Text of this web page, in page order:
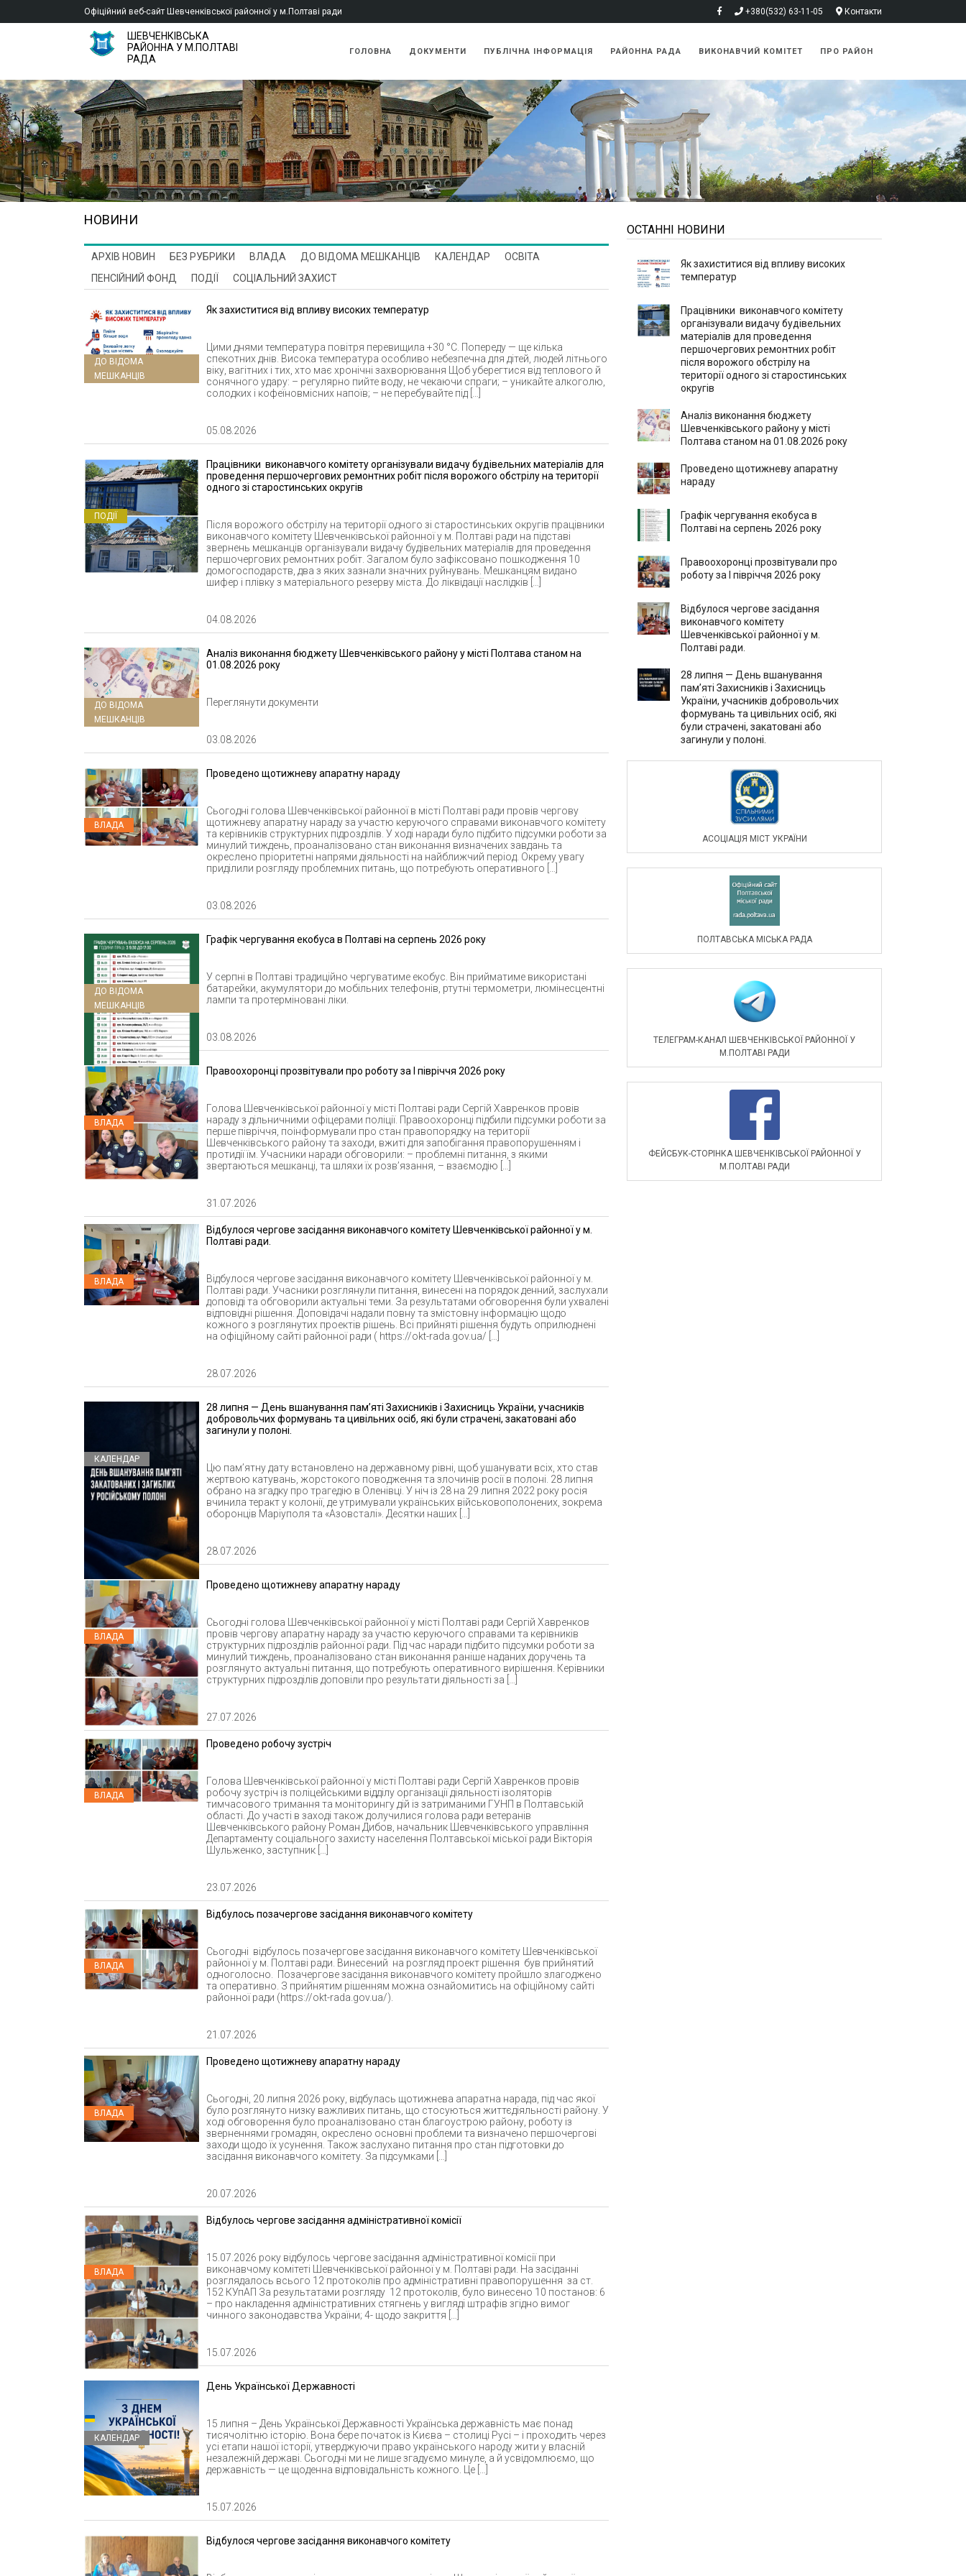
Офіційний веб-сайт Шевченківської районної у м.Полтаві ради +380(532) 63-11-05 Контакти
ШЕВЧЕНКІВСЬКА
РАЙОННА У М.ПОЛТАВІ
РАДА
ГОЛОВНА ДОКУМЕНТИ ПУБЛIЧНА IНФОРМАЦІЯ РАЙОННА РАДА ВИКОНАВЧИЙ КОМІТЕТ ПРО РАЙОН
НОВИНИ
АРХIВ НОВИН БЕЗ РУБРИКИ ВЛАДА ДО ВІДОМА МЕШКАНЦІВ КАЛЕНДАР
ОСВІТА
ПЕНСІЙНИЙ ФОНД
ПОДІЇ СОЦІАЛЬНИЙ ЗАХИСТ
Як захиститися від впливу високих температур
Цими днями температура повітря перевищила +30 °C. Попереду — ще кілька
спекотних днів. Висока температура особливо небезпечна для дітей, людей літнього
віку, вагітних і тих, хто має хронічні захворювання Щоб уберегтися від теплового й
сонячного удару: – регулярно пийте воду, не чекаючи спраги; – уникайте алкоголю,
солодких і кофеїновмісних напоїв; – не перебувайте під […]
05.08.2026
ДО ВІДОМА
МЕШКАНЦІВ
Працівники виконавчого комітету організували видачу будівельних матеріалів для
проведення першочергових ремонтних робіт після ворожого обстрілу на території
одного зі старостинських округів
Після ворожого обстрілу на території одного зі старостинських округів працівники
виконавчого комітету Шевченківської районної у м. Полтаві ради на підставі
звернень мешканців організували видачу будівельних матеріалів для проведення
першочергових ремонтних робіт. Загалом було зафіксовано пошкодження 10
домогосподарств, два з яких зазнали значних руйнувань. Мешканцям видано
шифер і плівку з матеріального резерву міста. До ліквідації наслідків […]
04.08.2026
ПОДІЇ
Аналіз виконання бюджету Шевченківського району у місті Полтава станом на
01.08.2026 року
Переглянути документи
03.08.2026
ДО ВІДОМА
МЕШКАНЦІВ
Проведено щотижневу апаратну нараду
Сьогодні голова Шевченківської районної в місті Полтаві ради провів чергову
щотижневу апаратну нараду за участю керуючого справами виконавчого комітету
та керівників структурних підрозділів. У ході наради було підбито підсумки роботи за
минулий тиждень, проаналізовано стан виконання визначених завдань та
окреслено пріоритетні напрями діяльності на найближчий період. Окрему увагу
приділили розгляду проблемних питань, що потребують оперативного […]
03.08.2026
ВЛАДА
Графік чергування екобуса в Полтаві на серпень 2026 року
У серпні в Полтаві традиційно чергуватиме екобус. Він прийматиме використані
батарейки, акумулятори до мобільних телефонів, ртутні термометри, люмінесцентні
лампи та протерміновані ліки.
03.08.2026
ДО ВІДОМА
МЕШКАНЦІВ
Правоохоронці прозвітували про роботу за І півріччя 2026 року
Голова Шевченківської районної у місті Полтаві ради Сергій Хавренков провів
нараду з дільничними офіцерами поліції. Правоохоронці підбили підсумки роботи за
перше півріччя, поінформували про стан правопорядку на території
Шевченківського району та заходи, вжиті для запобігання правопорушенням і
протидії їм. Учасники наради обговорили: – проблемні питання, з якими
звертаються мешканці, та шляхи їх розв’язання, – взаємодію […]
31.07.2026
ВЛАДА
Відбулося чергове засідання виконавчого комітету Шевченківської районної у м.
Полтаві ради.
Відбулося чергове засідання виконавчого комітету Шевченківської районної у м.
Полтаві ради. Учасники розглянули питання, винесені на порядок денний, заслухали
доповіді та обговорили актуальні теми. За результатами обговорення були ухвалені
відповідні рішення. Доповідачі надали повну та змістовну інформацію щодо
кожного з розглянутих проектів рішень. Всі прийняті рішення будуть оприлюднені
на офіційному сайті районної ради ( https://okt-rada.gov.ua/ […]
28.07.2026
ВЛАДА
28 липня — День вшанування пам’яті Захисників і Захисниць України, учасників
добровольчих формувань та цивільних осіб, які були страчені, закатовані або
загинули у полоні.
Цю пам’ятну дату встановлено на державному рівні, щоб ушанувати всіх, хто став
жертвою катувань, жорстокого поводження та злочинів росії в полоні. 28 липня
обрано на згадку про трагедію в Оленівці. У ніч із 28 на 29 липня 2022 року росія
вчинила теракт у колонії, де утримували українських військовополонених, зокрема
оборонців Маріуполя та «Азовсталі». Десятки наших […]
28.07.2026
КАЛЕНДАР
Проведено щотижневу апаратну нараду
Сьогодні голова Шевченківської районної у місті Полтаві ради Сергій Хавренков
провів чергову апаратну нараду за участю керуючого справами та керівників
структурних підрозділів районної ради. Під час наради підбито підсумки роботи за
минулий тиждень, проаналізовано стан виконання раніше наданих доручень та
розглянуто актуальні питання, що потребують оперативного вирішення. Керівники
структурних підрозділів доповіли про результати діяльності за […]
27.07.2026
ВЛАДА
Проведено робочу зустріч
Голова Шевченківської районної у місті Полтаві ради Сергій Хавренков провів
робочу зустріч із поліцейськими відділу організації діяльності ізоляторів
тимчасового тримання та моніторингу дій із затриманими ГУНП в Полтавській
області. До участі в заході також долучилися голова ради ветеранів
Шевченківського району Роман Дибов, начальник Шевченківського управління
Департаменту соціального захисту населення Полтавської міської ради Вікторія
Шульженко, заступник […]
23.07.2026
ВЛАДА
Відбулось позачергове засідання виконавчого комітету
Сьогодні відбулось позачергове засідання виконавчого комітету Шевченківської
районної у м. Полтаві ради. Винесений на розгляд проект рішення був прийнятий
одноголосно. Позачергове засідання виконавчого комітету пройшло злагоджено
та оперативно. З прийнятим рішенням можна ознайомитись на офіційному сайті
районної ради (https://okt-rada.gov.ua/).
21.07.2026
ВЛАДА
Проведено щотижневу апаратну нараду
Сьогодні, 20 липня 2026 року, відбулась щотижнева апаратна нарада, під час якої
було розглянуто низку важливих питань, що стосуються життєдіяльності району. У
ході обговорення було проаналізовано стан благоустрою району, роботу із
зверненнями громадян, окреслено основні проблеми та визначено першочергові
заходи щодо їх усунення. Також заслухано питання про стан підготовки до
засідання виконавчого комітету. За підсумками […]
20.07.2026
ВЛАДА
Відбулось чергове засідання адміністративної комісії
15.07.2026 року відбулось чергове засідання адміністративної комісії при
виконавчому комітеті Шевченківської районної у м. Полтаві ради. На засіданні
розглядалось всього 12 протоколів про адміністративні правопорушення за ст.
152 КУпАП За результатами розгляду 12 протоколів, було винесено 10 постанов: 6
– про накладення адміністративних стягнень у вигляді штрафів згідно вимог
чинного законодавства України; 4- щодо закриття […]
15.07.2026
ВЛАДА
День Української Державності
15 липня – День Української Державності Українська державність має понад
тисячолітню історію. Вона бере початок із Києва – столиці Русі – і проходить через
усі етапи нашої історії, утверджуючи право українського народу жити у власній
незалежній державі. Сьогодні ми не лише згадуємо минуле, а й усвідомлюємо, що
державність — це щоденна відповідальність кожного. Це […]
15.07.2026
КАЛЕНДАР
Відбулося чергове засідання виконавчого комітету
ОСТАННІ НОВИНИ
Як захиститися від впливу високих
температур
Працівники виконавчого комітету
організували видачу будівельних
матеріалів для проведення
першочергових ремонтних робіт
після ворожого обстрілу на
території одного зі старостинських
округів
Аналіз виконання бюджету
Шевченківського району у місті
Полтава станом на 01.08.2026 року
Проведено щотижневу апаратну
нараду
Графік чергування екобуса в
Полтаві на серпень 2026 року
Правоохоронці прозвітували про
роботу за І півріччя 2026 року
Відбулося чергове засідання
виконавчого комітету
Шевченківської районної у м.
Полтаві ради.
28 липня — День вшанування
пам’яті Захисників і Захисниць
України, учасників добровольчих
формувань та цивільних осіб, які
були страчені, закатовані або
загинули у полоні.
АСОЦIАЦIЯ МIСТ УКРАЇНИ
ПОЛТАВСЬКА МІСЬКА РАДА
ТЕЛЕГРАМ-КАНАЛ ШЕВЧЕНКІВСЬКОЇ РАЙОННОЇ У
М.ПОЛТАВІ РАДИ
ФЕЙСБУК-СТОРІНКА ШЕВЧЕНКІВСЬКОЇ РАЙОННОЇ У
М.ПОЛТАВІ РАДИ